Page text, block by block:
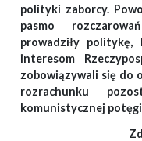
polityki zaborcy.
pasmo
prowadziły
interesom
zobowiązywali się do
rozrachunku
komunistycznej